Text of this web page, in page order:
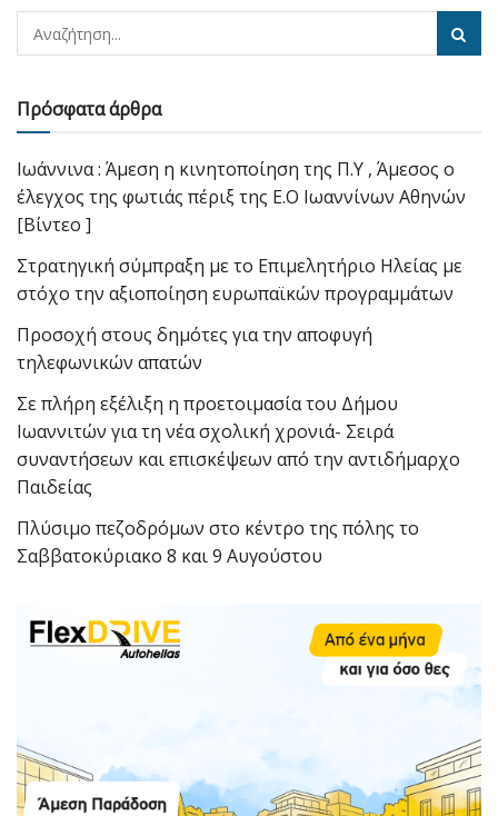
Πρόσφατα άρθρα
Ιωάννινα : Άμεση η κινητοποίηση της Π.Υ , Άμεσος ο
έλεγχος της φωτιάς πέριξ της Ε.Ο Ιωαννίνων Αθηνών
[Βίντεο ]
Στρατηγική σύμπραξη με το Επιμελητήριο Ηλείας με
στόχο την αξιοποίηση ευρωπαϊκών προγραμμάτων
Προσοχή στους δημότες για την αποφυγή
τηλεφωνικών απατών
Σε πλήρη εξέλιξη η προετοιμασία του Δήμου
Ιωαννιτών για τη νέα σχολική χρονιά- Σειρά
συναντήσεων και επισκέψεων από την αντιδήμαρχο
Παιδείας
Πλύσιμο πεζοδρόμων στο κέντρο της πόλης το
Σαββατοκύριακο 8 και 9 Αυγούστου